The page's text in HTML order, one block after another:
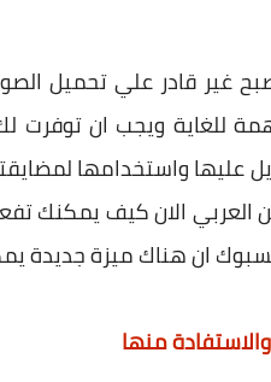
غير قادر علي تحميل
للغاية ويجب ان توفرت
واستخدامها
العربي الان كيف يمكنك
ان هناك ميزة جديدة